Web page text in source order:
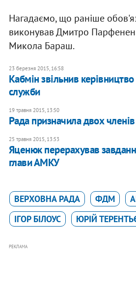
Нагадаємо, що раніше
виконував Дмитро
Микола Бараш.
23 березня 2015, 16:58
Кабмін звільнив
служби
19 травня 2015, 13:50
Рада призначила двох
25 травня 2015, 13:53
Яценюк перерахував
глави АМКУ
ВЕРХОВНА РАДА ФДМ
ІГОР БІЛОУС
ЮРІЙ
РЕКЛАМА